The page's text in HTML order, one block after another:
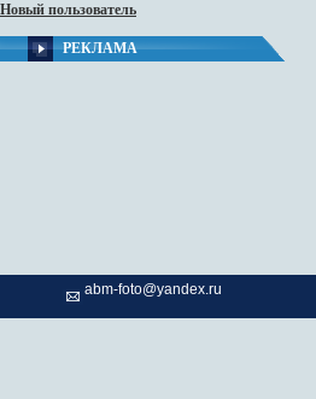
Новый пользователь
РЕКЛАМА
abm-foto@yandex.ru